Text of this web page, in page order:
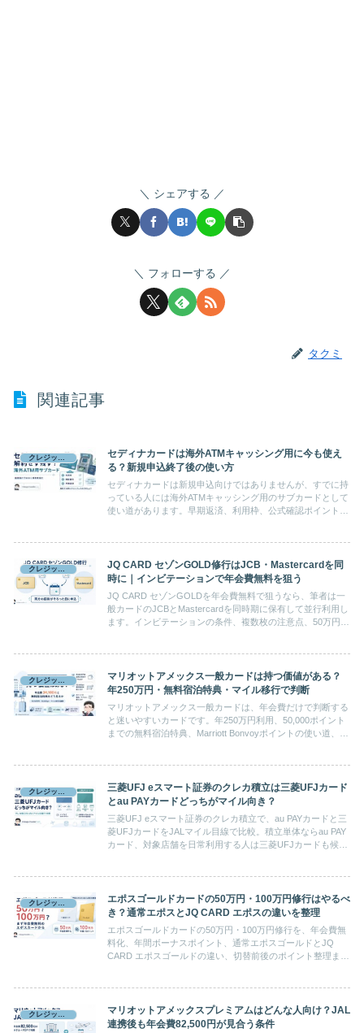
シェアする
フォローする
タクミ
関連記事
セディナカードは海外ATMキャッシング用に今も使え
る？新規申込終了後の使い方
セディナカードは新規申込向けではありませんが、すでに持
っている人には海外ATMキャッシング用のサブカードとして
使い道があります。早期返済、利用枠、公式確認ポイントを
JQ CARD セゾンGOLD修行はJCB・Mastercardを同
時に｜インビテーションで年会費無料を狙う
JQ CARD セゾンGOLDを年会費無料で狙うなら、筆者は一
般カードのJCBとMastercardを同時期に保有して並行利用し
ます。インビテーションの条件、複数枚の注意点、50万円・
クレジットカード
マリオットアメックス一般カードは持つ価値がある？
年250万円・無料宿泊特典・マイル移行で判断
マリオットアメックス一般カードは、年会費だけで判断する
と迷いやすいカードです。年250万円利用、50,000ポイント
までの無料宿泊特典、Marriott Bonvoyポイントの使い道、プ
クレジットカード
三菱UFJ eスマート証券のクレカ積立は三菱UFJカード
とau PAYカードどっちがマイル向き？
三菱UFJ eスマート証券のクレカ積立で、au PAYカードと三
菱UFJカードをJALマイル目線で比較。積立単体ならau PAY
カード、対象店舗を日常利用する人は三菱UFJカードも候補
クレジットカード
エポスゴールドカードの50万円・100万円修行はやるべ
き？通常エポスとJQ CARD エポスの違いを整理
エポスゴールドカードの50万円・100万円修行を、年会費無
料化、年間ボーナスポイント、通常エポスゴールドとJQ
CARD エポスゴールドの違い、切替前後のポイント整理まで
クレジットカード
マリオットアメックスプレミアムはどんな人向け？JAL
連携後も年会費82,500円が見合う条件